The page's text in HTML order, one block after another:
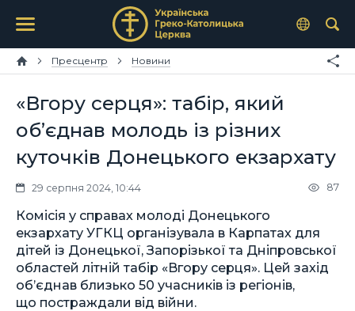
Пресцентр Новини
«Вгору серця»: табір, який
об’єднав молодь із різних
куточків Донецького екзархату
29 серпня 2024, 10:44 87
Комісія у справах молоді Донецького
екзархату УГКЦ організувала в Карпатах для
дітей із Донецької, Запорізької та Дніпровської
областей літній табір «Вгору серця». Цей захід
об’єднав близько 50 учасників із регіонів,
що постраждали від війни.